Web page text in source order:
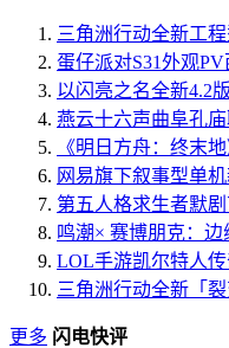
三角洲行动全新工
蛋仔派对S31外观
以闪亮之名全新4.2
燕云十六声曲阜孔
《明日方舟：终末
网易旗下叙事型单
第五人格求生者默
鸣潮× 赛博朋克：
LOL手游凯尔特人
三角洲行动全新「
更多 闪电快评